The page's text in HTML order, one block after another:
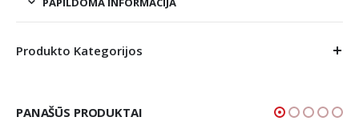
Produkto Kategorijos
PANAŠŪS PRODUKTAI